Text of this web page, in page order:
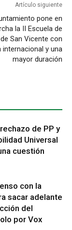
Artículo siguiente
pone en
la II Escuela de
San Vicente con
internacional y una
mayor duración
de PP y
Universal
cuestión
con la
sacar adelante
del
por Vox